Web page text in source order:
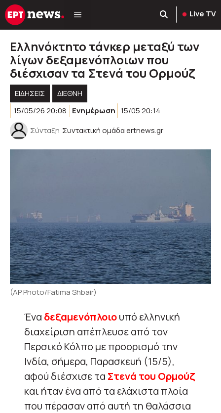
Μετάβαση
σε
Live TV
Ελληνόκτητο τάνκερ μεταξύ των
λίγων δεξαμενόπλοιων που
διέσχισαν τα Στενά του Ορμούζ
ΕΙΔΗΣΕΙΣ
ΔΙΕΘΝΗ
15/05/26 20:08
Ενημέρωση 15/05 20:14
Σύνταξη Συντακτική ομάδα ertnews.gr
(AP Photo/Fatima Shbair)
Ένα δεξαμενόπλοιουπό ελληνική
διαχείριση απέπλευσε από τον
Περσικό Κόλπο με προορισμό την
Ινδία, σήμερα, Παρασκευή (15/5),
αφού διέσχισε τα Στενά του Ορμούζ
και ήταν ένα από τα ελάχιστα πλοία
που πέρασαν από αυτή τη θαλάσσια